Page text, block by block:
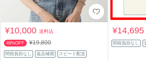
¥10,000送料込
49%OFF ¥19,800
関税負担なし 返品補償 スピード配送
関税負担なし